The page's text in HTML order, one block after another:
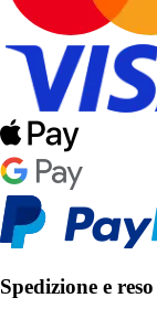
Spedizione e reso